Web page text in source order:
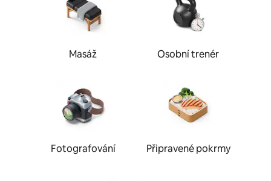
Masáž Osobní trenér
Fotografování Připravené pokrmy